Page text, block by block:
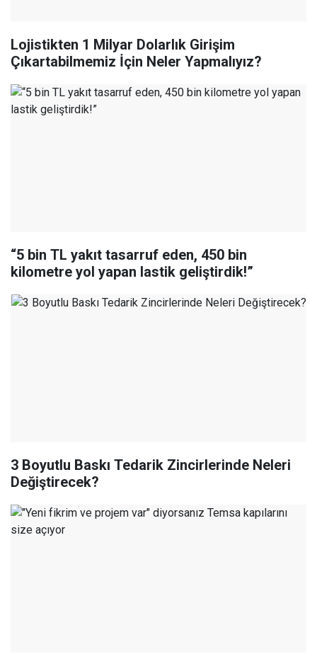
Lojistikten 1 Milyar Dolarlık Girişim
Çıkartabilmemiz İçin Neler Yapmalıyız?
“5 bin TL yakıt tasarruf eden, 450 bin
kilometre yol yapan lastik geliştirdik!”
3 Boyutlu Baskı Tedarik Zincirlerinde Neleri
Değiştirecek?